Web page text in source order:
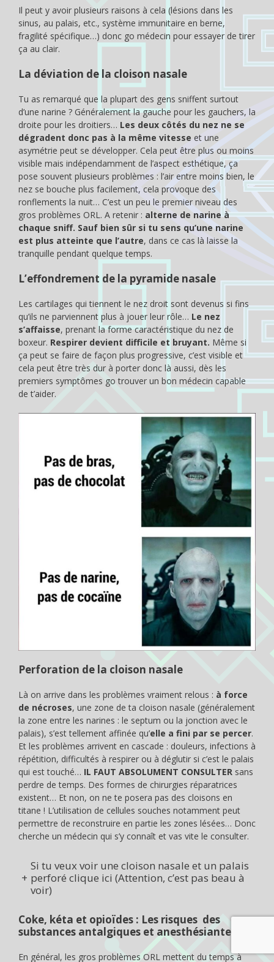
Il peut y avoir plusieurs raisons à cela (lésions dans les
sinus, au palais, etc., système immunitaire en berne,
fragilité spécifique…) donc go médecin pour essayer de tirer
ça au clair.
La déviation de la cloison nasale
Tu as remarqué que la plupart des gens sniffent surtout
d’une narine ? Généralement la gauche pour les gauchers, la
droite pour les droitiers… Les deux côtés du nez ne se
dégradent donc pas à la même vitesse et une
asymétrie peut se développer. Cela peut être plus ou moins
visible mais indépendamment de l’aspect esthétique, ça
pose souvent plusieurs problèmes : l’air entre moins bien, le
nez se bouche plus facilement, cela provoque des
ronflements la nuit… C’est un peu le premier niveau des
gros problèmes ORL. A retenir : alterne de narine à
chaque sniff. Sauf bien sûr si tu sens qu’une narine
est plus atteinte que l’autre, dans ce cas là laisse la
tranquille pendant quelque temps.
L’effondrement de la pyramide nasale
Les cartilages qui tiennent le nez droit sont devenus si fins
qu’ils ne parviennent plus à jouer leur rôle… Le nez
s’affaisse, prenant la forme caractéristique du nez de
boxeur. Respirer devient difficile et bruyant. Même si
ça peut se faire de façon plus progressive, c’est visible et
cela peut être très dur à porter donc là aussi, dès les
premiers symptômes go trouver un bon médecin capable
de t’aider.
Perforation de la cloison nasale
Là on arrive dans les problèmes vraiment relous : à force
de nécroses, une zone de ta cloison nasale (généralement
la zone entre les narines : le septum ou la jonction avec le
palais), s’est tellement affinée qu’elle a fini par se percer.
Et les problèmes arrivent en cascade : douleurs, infections à
répétition, difficultés à respirer ou à déglutir si c’est le palais
qui est touché… IL FAUT ABSOLUMENT CONSULTER sans
perdre de temps. Des formes de chirurgies réparatrices
existent… Et non, on ne te posera pas des cloisons en
titane ! L’utilisation de cellules souches notamment peut
permettre de reconstruire en partie les zones lésées… Donc
cherche un médecin qui s’y connaît et vas vite le consulter.
+
Si tu veux voir une cloison nasale et un palais
perforé clique ici (Attention, c’est pas beau à
voir)
Coke, kéta et opioïdes : Les risques des
substances antalgiques et anesthésiantes
En général, les gros problèmes ORL mettent du temps à